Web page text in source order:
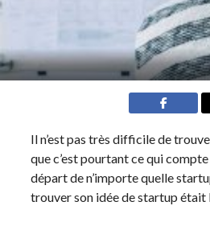
Il n’est pas très difficile de
que c’est pourtant ce qui
départ de n’importe quelle
trouver son idée de startup était